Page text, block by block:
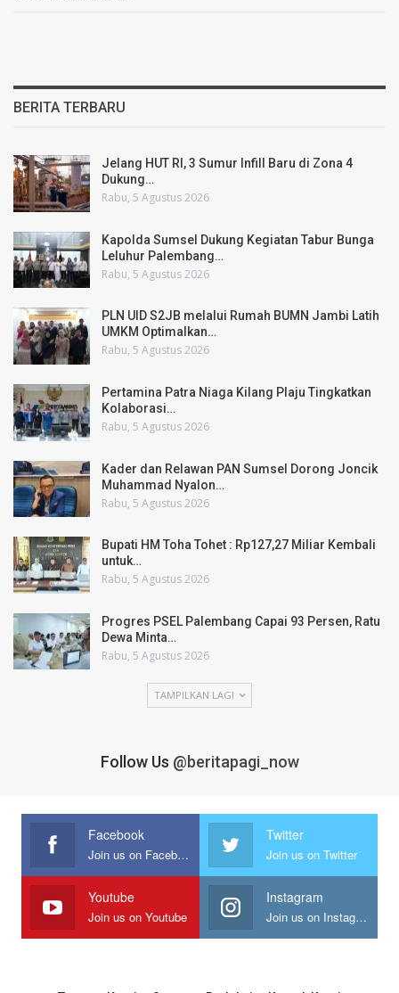
BERITA TERBARU
Jelang HUT RI, 3 Sumur Infill Baru di Zona 4
Dukung…
Rabu, 5 Agustus 2026
Kapolda Sumsel Dukung Kegiatan Tabur Bunga
Leluhur Palembang…
Rabu, 5 Agustus 2026
PLN UID S2JB melalui Rumah BUMN Jambi Latih
UMKM Optimalkan…
Rabu, 5 Agustus 2026
Pertamina Patra Niaga Kilang Plaju Tingkatkan
Kolaborasi…
Rabu, 5 Agustus 2026
Kader dan Relawan PAN Sumsel Dorong Joncik
Muhammad Nyalon…
Rabu, 5 Agustus 2026
Bupati HM Toha Tohet : Rp127,27 Miliar Kembali
untuk…
Rabu, 5 Agustus 2026
Progres PSEL Palembang Capai 93 Persen, Ratu
Dewa Minta…
Rabu, 5 Agustus 2026
TAMPILKAN LAGI
Follow Us @beritapagi_now
Facebook
Join us on Facebook
Twitter
Join us on Twitter
Youtube
Join us on Youtube
Instagram
Join us on Instagram